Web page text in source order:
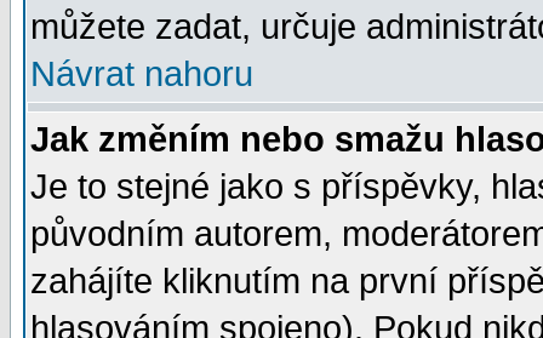
můžete zadat, určuje
Návrat nahoru
Jak změním nebo smažu
Je to stejné jako s příspěvky,
původním autorem,
zahájíte kliknutím na první
hlasováním spojeno). Pokud